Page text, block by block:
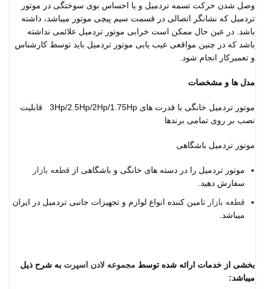
وصل شدن حرکت تسمه تردمیل و یا احساس بوی سوختگی در موتور
تردمیل که نشانگر اتصالی در قسمت سیم پیچی موتور میباشد، داشته
باشد. در عین حال ممکن است خرابی موتور تردمیل علائمی نداشته
باشد که در چنین مواقعی عیب یابی موتور تردمیل باید توسط کارشناس
و تعمیرکار انجام شود.
مدل ها و مشخصات
موتور تردمیل خانگی با قدرت های 3Hp/2.5Hp/2Hp/1.75Hp قابلیت
نصب بر روی تمامی برندها
موتور تردمیل باشگاهی
موتور تردمیل را در دسته های خانگی و باشگاهی از قطعه بازار
سفارش دهید.
قطعه بازار تامین کننده انواع لوازم و تجهیزات جانبی تردمیل در ایران
میباشد.
بخشی از خدمات ارائه شده توسط مجموعه لادن اسپرت به شرح ذیل
میباشد: